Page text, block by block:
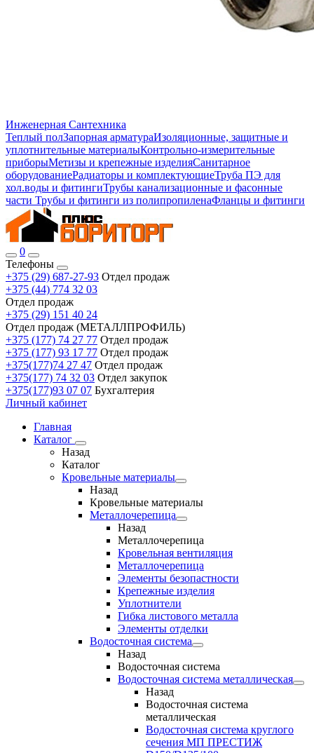
Инженерная Сантехника
Теплый полЗапорная арматураИзоляционные, защитные и
уплотнительные материалыКонтрольно-измерительные
приборыМетизы и крепежные изделияСанитарное
оборудованиеРадиаторы и комплектующиеТруба ПЭ для
хол.воды и фитингиТрубы канализационные и фасонные
части Трубы и фитинги из полипропиленаФланцы и фитинги
0
Телефоны
+375 (29) 687-27-93 Отдел продаж
+375 (44) 774 32 03
Отдел продаж
+375 (29) 151 40 24
Отдел продаж (МЕТАЛЛПРОФИЛЬ)
+375 (177) 74 27 77 Отдел продаж
+375 (177) 93 17 77 Отдел продаж
+375(177)74 27 47 Отдел продаж
+375(177) 74 32 03 Отдел закупок
+375(177)93 07 07 Бухгалтерия
Личный кабинет
Главная
Каталог
Назад
Каталог
Кровельные материалы
Назад
Кровельные материалы
Металлочерепица
Назад
Металлочерепица
Кровельная вентиляция
Металлочерепица
Элементы безопастности
Крепежные изделия
Уплотнители
Гибка листового металла
Элементы отделки
Водосточная система
Назад
Водосточная система
Водосточная система металлическая
Назад
Водосточная система
металлическая
Водосточная система круглого
сечения МП ПРЕСТИЖ